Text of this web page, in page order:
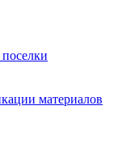
материалов